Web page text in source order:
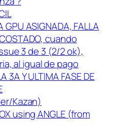
GPU ASIGNADA, FALLA
cuando
3 de 3 (2/2 ok),
al igual de pago
3A Y ULTIMA FASE DE
Kazan)
using ANGLE (from